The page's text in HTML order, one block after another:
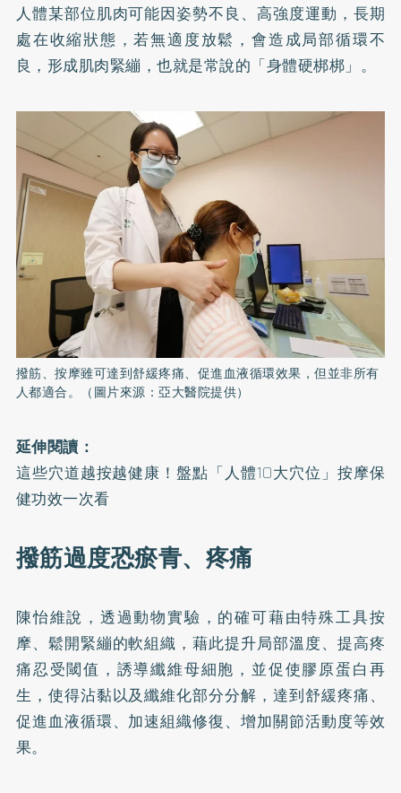
人體某部位肌肉可能因姿勢不良、高強度運動，長期
處在收縮狀態，若無適度放鬆，會造成局部循環不
良，形成肌肉緊繃，也就是常說的「身體硬梆梆」。
撥筋、按摩雖可達到舒緩疼痛、促進血液循環效果，但並非所有
人都適合。（圖片來源：亞大醫院提供）
延伸閱讀：
這些穴道越按越健康！盤點「人體10大穴位」按摩保
健功效一次看
撥筋過度恐瘀青、疼痛
陳怡維說，透過動物實驗，的確可藉由特殊工具按
摩、鬆開緊繃的軟組織，藉此提升局部溫度、提高疼
痛忍受閾值，誘導纖維母細胞，並促使膠原蛋白再
生，使得沾黏以及纖維化部分分解，達到舒緩疼痛、
促進血液循環、加速組織修復、增加關節活動度等效
果。